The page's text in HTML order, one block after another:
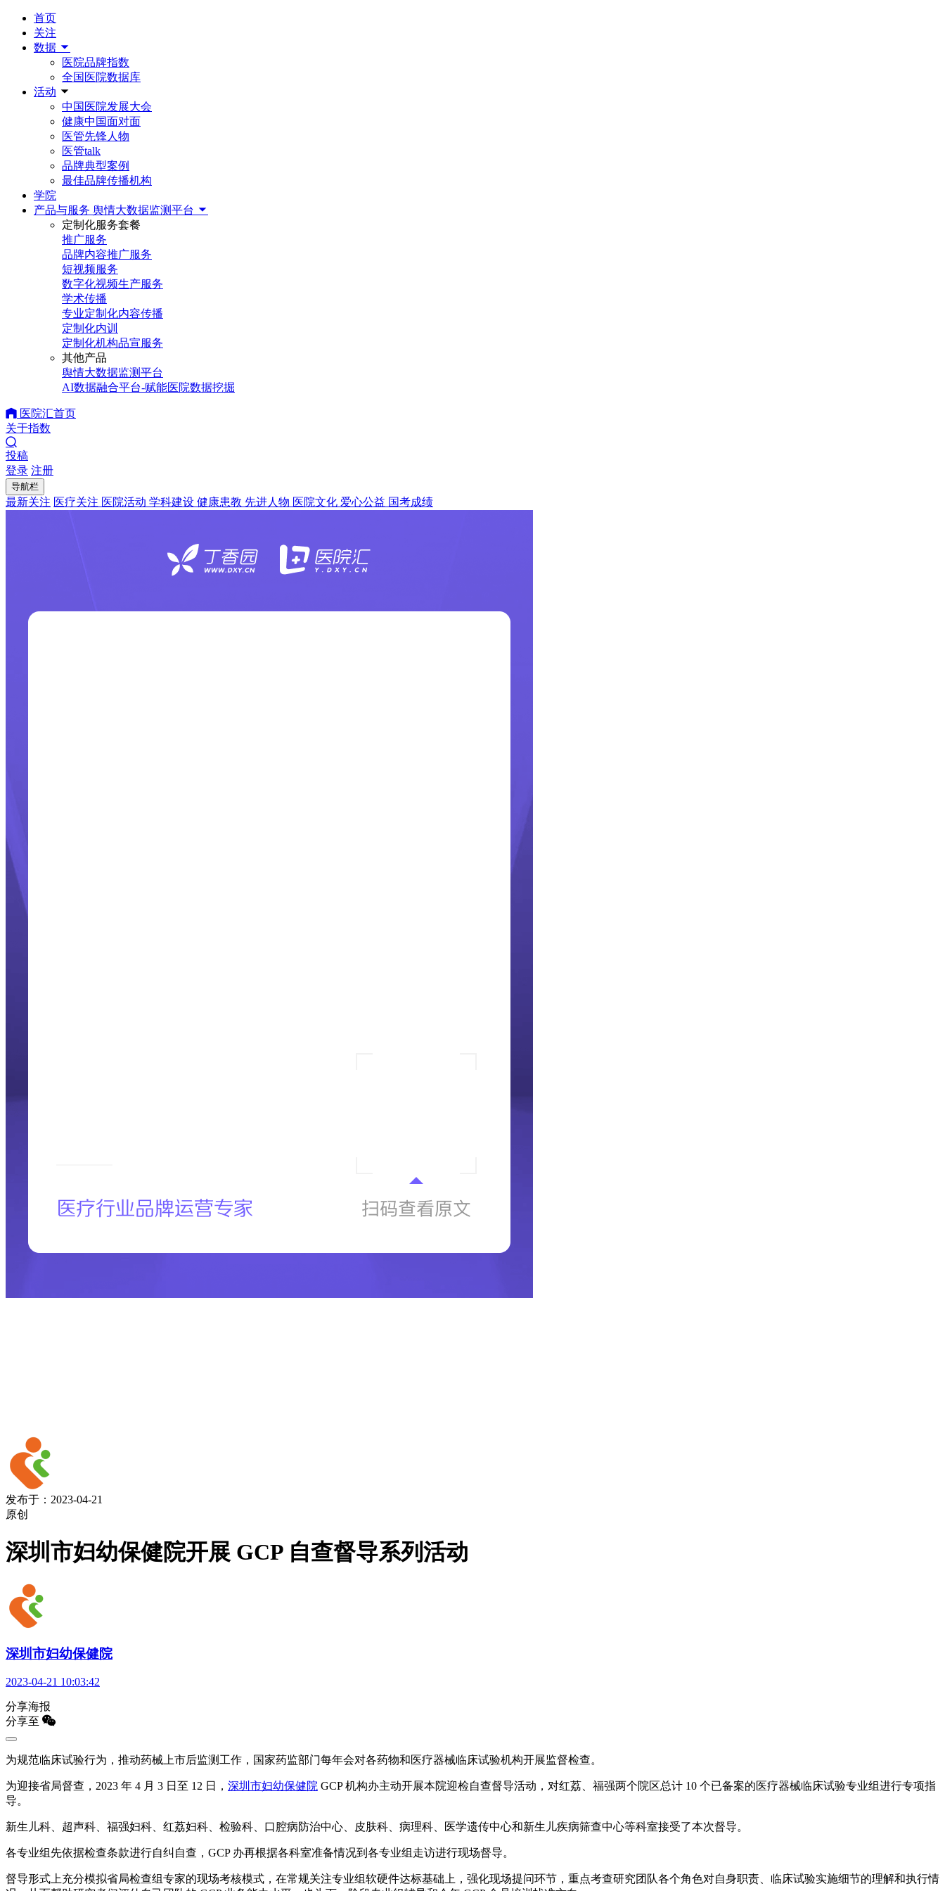
首页
关注
数据
医院品牌指数
全国医院数据库
活动
中国医院发展大会
健康中国面对面
医管先锋人物
医管talk
品牌典型案例
最佳品牌传播机构
学院
产品与服务 舆情大数据监测平台
定制化服务套餐
推广服务
品牌内容推广服务
短视频服务
数字化视频生产服务
学术传播
专业定制化内容传播
定制化内训
定制化机构品宣服务
其他产品
舆情大数据监测平台
AI数据融合平台-赋能医院数据挖掘
医院汇首页
关于指数
投稿
登录 注册
导航栏
最新关注 医疗关注 医院活动 学科建设 健康患教 先进人物 医院文化 爱心公益 国考成绩
发布于：2023-04-21
原创
深圳市妇幼保健院开展 GCP 自查督导系列活动
深圳市妇幼保健院
2023-04-21 10:03:42
分享海报
分享至
为规范临床试验行为，推动药械上市后监测工作，国家药监部门每年会对各药物和医疗器械临床试验机构开展监督检查。
为迎接省局督查，2023 年 4 月 3 日至 12 日， 深圳市妇幼保健院 GCP 机构办主动开展本院迎检自查督导活动，对红荔、福强两个院区总计 10 个已备案的医疗器械临床试验专业组进行专项指
导。
新生儿科、超声科、福强妇科、红荔妇科、检验科、口腔病防治中心、皮肤科、病理科、医学遗传中心和新生儿疾病筛查中心等科室接受了本次督导。
各专业组先依据检查条款进行自纠自查，GCP 办再根据各科室准备情况到各专业组走访进行现场督导。
督导形式上充分模拟省局检查组专家的现场考核模式，在常规关注专业组软硬件达标基础上，强化现场提问环节，重点考查研究团队各个角色对自身职责、临床试验实施细节的理解和执行情